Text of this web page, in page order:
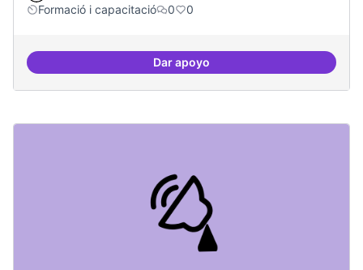
Formació i capacitació
0 0
Dar apoyoÀrees de formació definides i